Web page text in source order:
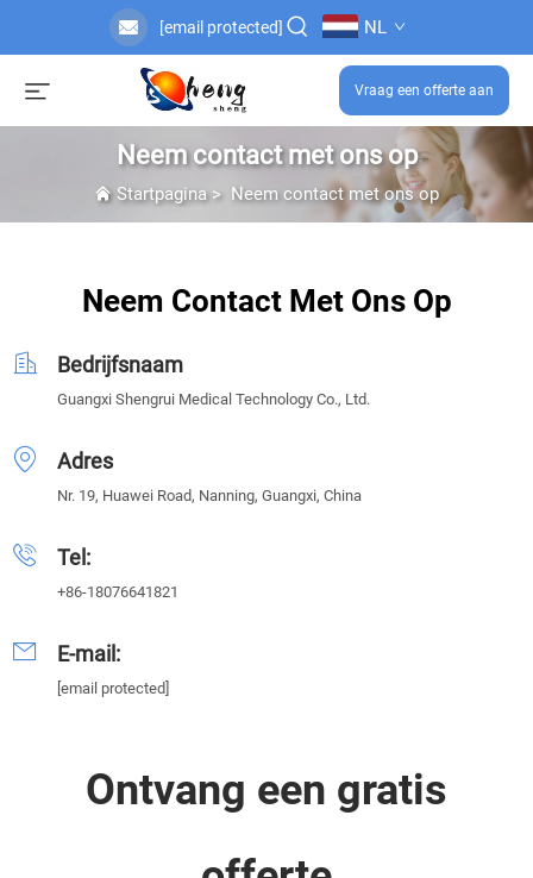
[email protected] NL
Vraag een offerte aan
Neem contact met ons op
Startpagina> Neem contact met ons op
Neem Contact Met Ons Op
Bedrijfsnaam
Guangxi Shengrui Medical Technology Co., Ltd.
Adres
Nr. 19, Huawei Road, Nanning, Guangxi, China
Tel:
+86-18076641821
E-mail:
[email protected]
Ontvang een gratis